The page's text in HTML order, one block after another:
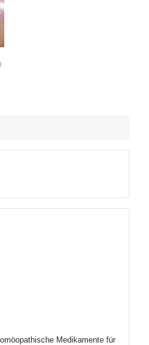
Medikamente für